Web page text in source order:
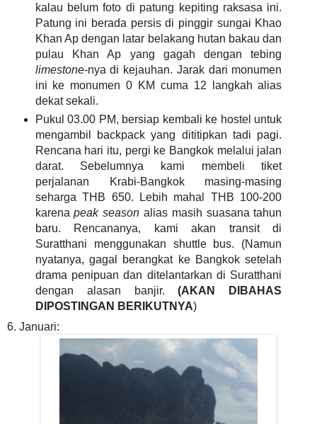
kalau belum foto di patung kepiting raksasa ini.
Patung ini berada persis di pinggir sungai Khao
Khan Ap dengan latar belakang hutan bakau dan
pulau Khan Ap yang gagah dengan tebing
limestone-nya di kejauhan. Jarak dari monumen
ini ke monumen 0 KM cuma 12 langkah alias
dekat sekali.
Pukul 03.00 PM, bersiap kembali ke hostel untuk
mengambil backpack yang dititipkan tadi pagi.
Rencana hari itu, pergi ke Bangkok melalui jalan
darat. Sebelumnya kami membeli tiket
perjalanan Krabi-Bangkok masing-masing
seharga THB 650. Lebih mahal THB 100-200
karena peak season alias masih suasana tahun
baru. Rencananya, kami akan transit di
Suratthani menggunakan shuttle bus. (Namun
nyatanya, gagal berangkat ke Bangkok setelah
drama penipuan dan ditelantarkan di Suratthani
dengan alasan banjir.(AKAN DIBAHAS
DIPOSTINGAN BERIKUTNYA)
6. Januari: